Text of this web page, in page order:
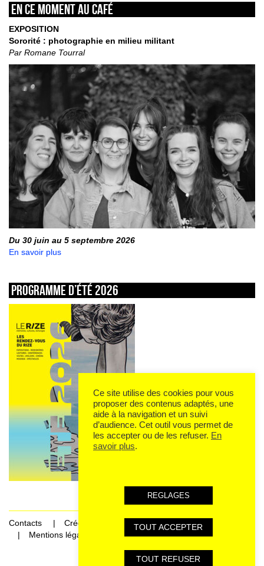
En ce moment au café
EXPOSITION
Sororité : photographie en milieu militant
Par Romane Tourral
Du 30 juin au 5 septembre 2026
En savoir plus
Programme d’été 2026
Contacts
Crédits
Mentions légales et données personnelles
Ce site utilise des cookies pour vous
proposer des contenus adaptés, une
aide à la navigation et un suivi
d’audience. Cet outil vous permet de
les accepter ou de les refuser. En
savoir plus.
REGLAGES
TOUT ACCEPTER
TOUT REFUSER